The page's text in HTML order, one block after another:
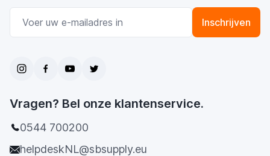
Inschrijven
Vragen? Bel onze klantenservice.
0544 700200
helpdeskNL@sbsupply.eu